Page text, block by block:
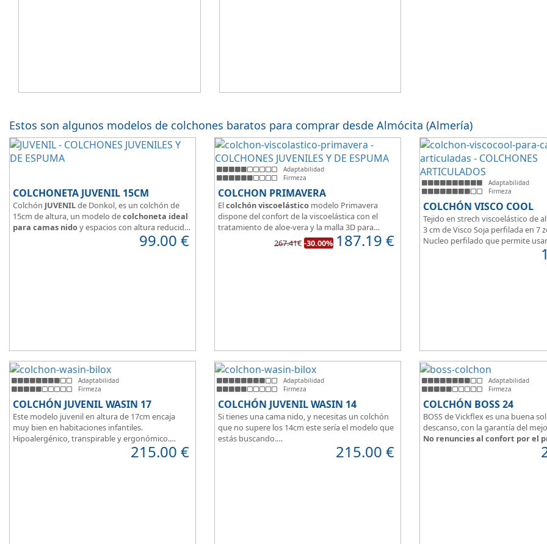
Estos son algunos modelos de colchones baratos para comprar desde Almócita (Almería)
COLCHONETA JUVENIL 15CM
Colchón JUVENILde Donkol, es un colchón de
15cm de altura, un modelo decolchoneta ideal
para camas nidoy espacios con altura reducida.
núcleo de espuma de alta densidad HR .
colchones baratos
99.00 €
Adaptabilidad
Firmeza
COLCHON PRIMAVERA
Elcolchón viscoelástico modelo Primavera
dispone del confort de la viscoelástica con el
tratamiento de aloe-vera y la malla 3D para
facilitar la transpiración.
Según medida del colchón estamos hablando
267.41€ -30.00% 187.19 €
Adaptabilidad
Firmeza
COLCHÓN VISCO COOL
Tejido en strech viscoelástico de
3 cm de Visco Soja perfilada en 7
Nucleo perfilado que permite
Adaptabilidad
Firmeza
COLCHÓN JUVENIL WASIN 17
Este modelo juvenil en altura de 17cm encaja
muy bien en habitaciones infantiles.
Hipoalergénico, transpirable y ergonómico.
Suave y elegante tejido Strech360g de Bilox.
215.00 €
Adaptabilidad
Firmeza
COLCHÓN JUVENIL WASIN 14
Si tienes una cama nido, y necesitas un colchón
que no supere los 14cm este sería el modelo que
estás buscando.
altura de 14cm encaja
muy bien en habitaciones infantiles.215.00 €
Adaptabilidad
Firmeza
COLCHÓN BOSS 24
BOSS de Vickflex es una buena
descanso, con la garantía del
No renuncies al confort por el
núcleo
que combinado con